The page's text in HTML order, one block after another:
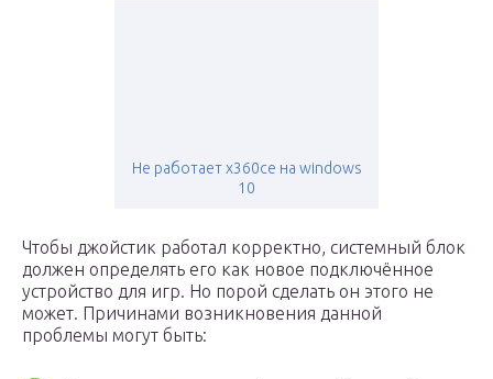
Не работает x360ce на windows
10
Чтобы джойстик работал корректно, системный блок
должен определять его как новое подключённое
устройство для игр. Но порой сделать он этого не
может. Причинами возникновения данной
проблемы могут быть: